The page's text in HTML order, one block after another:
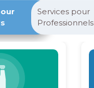
Services pour
Professionnels